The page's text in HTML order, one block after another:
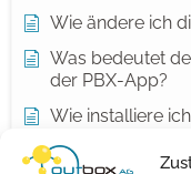
Wie ändere ich
Was bedeutet
der PBX-App?
Wie installiere
Wie melde ich